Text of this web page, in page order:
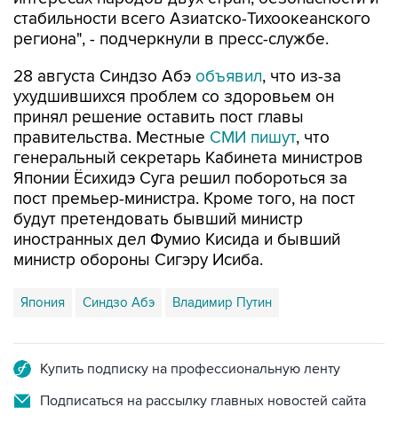
стабильности всего Азиатско-Тихоокеанского
региона", - подчеркнули в пресс-службе.
28 августа Синдзо Абэ объявил, что из-за
ухудшившихся проблем со здоровьем он
принял решение оставить пост главы
правительства. Местные СМИ пишут, что
генеральный секретарь Кабинета министров
Японии Ёсихидэ Суга решил побороться за
пост премьер-министра. Кроме того, на пост
будут претендовать бывший министр
иностранных дел Фумио Кисида и бывший
министр обороны Сигэру Исиба.
Япония Синдзо Абэ Владимир Путин
Купить подписку на профессиональную ленту
Подписаться на рассылку главных новостей сайта